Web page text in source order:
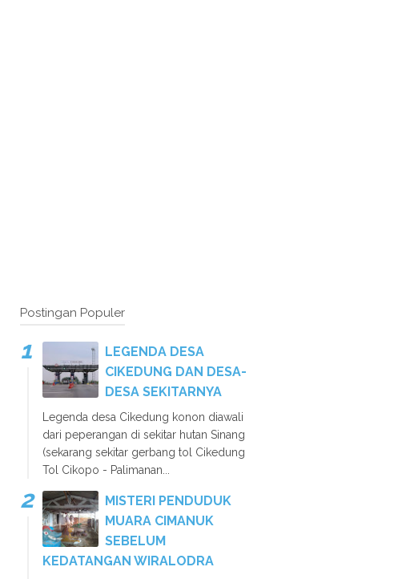
Postingan Populer
LEGENDA DESA
CIKEDUNG DAN DESA-
DESA SEKITARNYA
Legenda desa Cikedung konon diawali
dari peperangan di sekitar hutan Sinang
(sekarang sekitar gerbang tol Cikedung
Tol Cikopo - Palimanan...
MISTERI PENDUDUK
MUARA CIMANUK
SEBELUM
KEDATANGAN WIRALODRA